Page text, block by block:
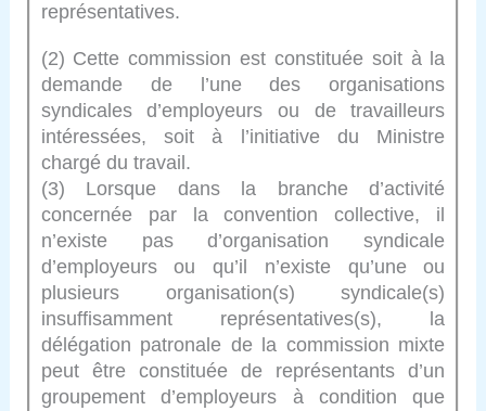
représentatives.
(2) Cette commission est constituée soit à la
demande de l’une des organisations
syndicales d’employeurs ou de travailleurs
intéressées, soit à l’initiative du Ministre
chargé du travail.
(3) Lorsque dans la branche d’activité
concernée par la convention collective, il
n’existe pas d’organisation syndicale
d’employeurs ou qu’il n’existe qu’une ou
plusieurs organisation(s) syndicale(s)
insuffisamment représentatives(s), la
délégation patronale de la commission mixte
peut être constituée de représentants d’un
groupement d’employeurs à condition que